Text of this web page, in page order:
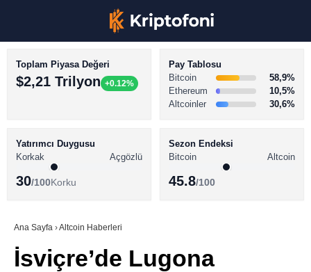
Youtube
BİTCOİN HABERLERİ
ALTCOİN HABERLERİ
SÖZLÜK
Toplam Piyasa Değeri
$2,21 Trilyon +0.12%
Pay Tablosu
Bitcoin
58,9%
Ethereum
10,5%
Altcoinler
30,6%
Yatırımcı Duygusu
Korkak
Açgözlü
30/100Korku
Sezon Endeksi
Bitcoin
Altcoin
45.8/100
Ana Sayfa ›Altcoin Haberleri
İsviçre’de Lugona